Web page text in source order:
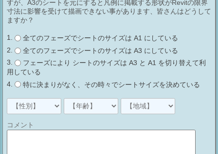
は選択できません 非表示の解除の仕方 ...
すが、A3のシートを元にすると凡例に掲載する形状がRevitの限界
寸法に影響を受けて描画できない事があります、皆さんはどうして
ますか？
全てのフェーズでシートのサイズは A1 にしている
全てのフェーズでシートのサイズは A3 にしている
フェーズにより シートのサイズは A3 と A1 を切り替えて利
用している
特に決まりがなく、その時々でシートサイズを決めている
コメント